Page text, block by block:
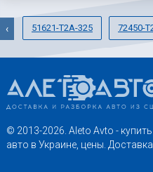
51621-T2A-325 72450-
‹
© 2013-2026. Aleto Avto -
авто в Украине, цены.